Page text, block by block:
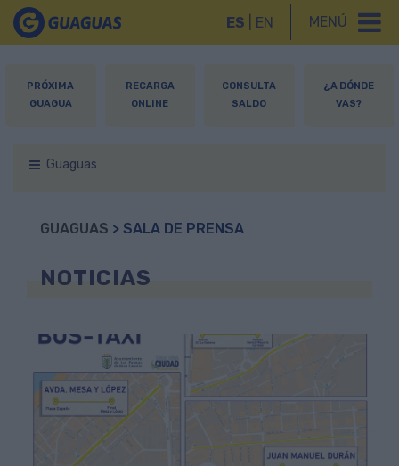
MENÚ
ES EN
PRÓXIMA
GUAGUA
RECARGA
ONLINE
CONSULTA
SALDO
¿A DÓNDE
VAS?
Guaguas
GUAGUAS > SALA DE PRENSA
NOTICIAS